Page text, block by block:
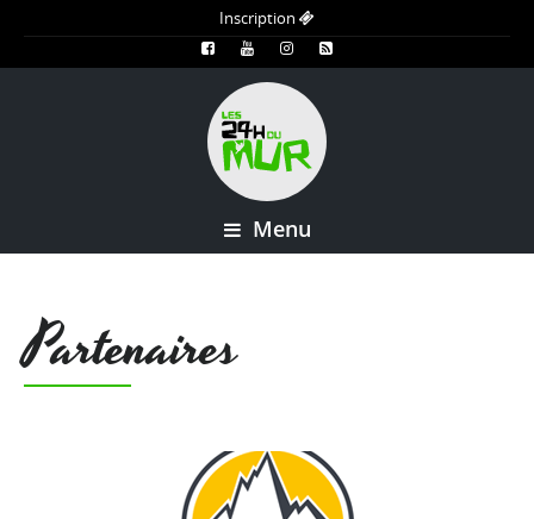
Inscription
Menu
Partenaires